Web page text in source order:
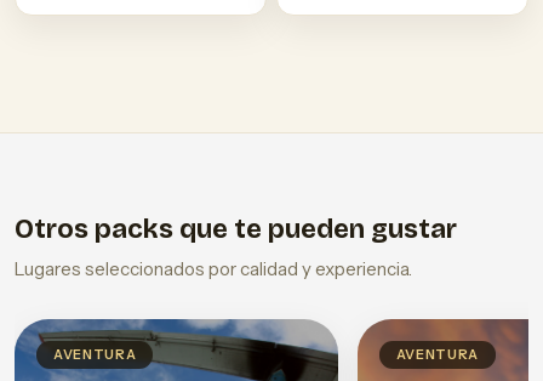
Otros packs que te pueden gustar
Lugares seleccionados por calidad y experiencia.
AVENTURA AVENTURA